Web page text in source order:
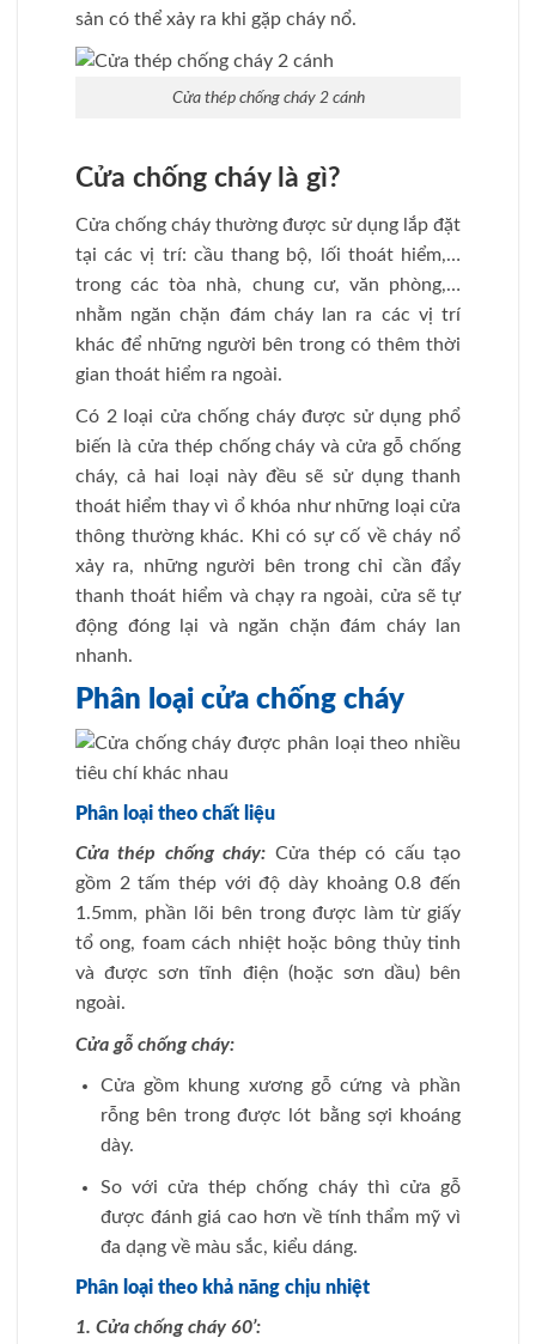
sản có thể xảy ra khi gặp cháy nổ.
Cửa thép chống cháy 2 cánh
Cửa chống cháy là gì?
Cửa chống cháy thường được sử dụng lắp đặt
tại các vị trí: cầu thang bộ, lối thoát hiểm,…
trong các tòa nhà, chung cư, văn phòng,…
nhằm ngăn chặn đám cháy lan ra các vị trí
khác để những người bên trong có thêm thời
gian thoát hiểm ra ngoài.
Có 2 loại cửa chống cháy được sử dụng phổ
biến là cửa thép chống cháy và cửa gỗ chống
cháy, cả hai loại này đều sẽ sử dụng thanh
thoát hiểm thay vì ổ khóa như những loại cửa
thông thường khác. Khi có sự cố về cháy nổ
xảy ra, những người bên trong chỉ cần đẩy
thanh thoát hiểm và chạy ra ngoài, cửa sẽ tự
động đóng lại và ngăn chặn đám cháy lan
nhanh.
Phân loại cửa chống cháy
Phân loại theo chất liệu
Cửa thép chống cháy: Cửa thép có cấu tạo
gồm 2 tấm thép với độ dày khoảng 0.8 đến
1.5mm, phần lõi bên trong được làm từ giấy
tổ ong, foam cách nhiệt hoặc bông thủy tinh
và được sơn tĩnh điện (hoặc sơn dầu) bên
ngoài.
Cửa gỗ chống cháy:
Cửa gồm khung xương gỗ cứng và phần
rỗng bên trong được lót bằng sợi khoáng
dày.
So với cửa thép chống cháy thì cửa gỗ
được đánh giá cao hơn về tính thẩm mỹ vì
đa dạng về màu sắc, kiểu dáng.
Phân loại theo khả năng chịu nhiệt
1. Cửa chống cháy 60’: